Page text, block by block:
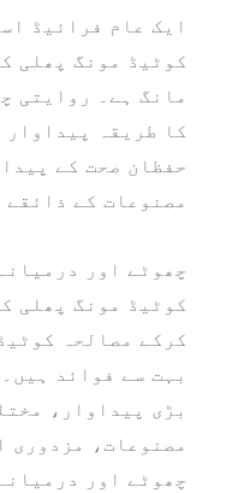
ایک عام فرائیڈ
کوٹیڈ مونگ پھلی
مانگ ہے۔ روایتی
کا طریقہ پیداوار
حفظان صحت کے
مصنوعات کے
چھوٹے اور
کوٹیڈ مونگ پھلی
کرکے مصالحہ
بہت سے فوائد
بڑی پیداوار،
مصنوعات، مزدوری
چھوٹے اور